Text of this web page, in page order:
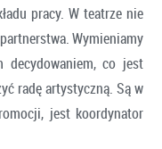
pracy. W teatrze nie
Wymieniamy
co jest
radę artystyczną. Są w
jest koordynator